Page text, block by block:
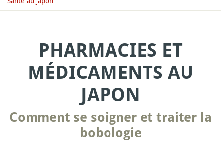
PHARMACIES ET
MÉDICAMENTS AU
JAPON
Comment se soigner et traiter la
bobologie